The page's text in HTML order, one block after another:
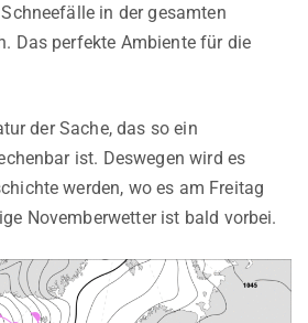
in der gesamten
Das perfekte Ambiente für die
der Sache, das so ein
ist. Deswegen wird es
werden, wo es am Freitag
Novemberwetter ist bald vorbei.